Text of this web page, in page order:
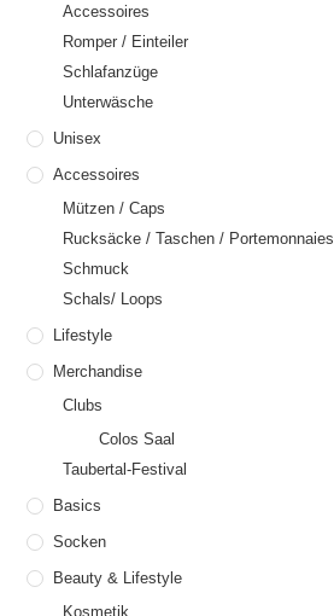
Accessoires
Romper / Einteiler
Schlafanzüge
Unterwäsche
Unisex
Accessoires
Mützen / Caps
Rucksäcke / Taschen / Portemonnaies
Schmuck
Schals/ Loops
Lifestyle
Merchandise
Clubs
Colos Saal
Taubertal-Festival
Basics
Socken
Beauty & Lifestyle
Kosmetik